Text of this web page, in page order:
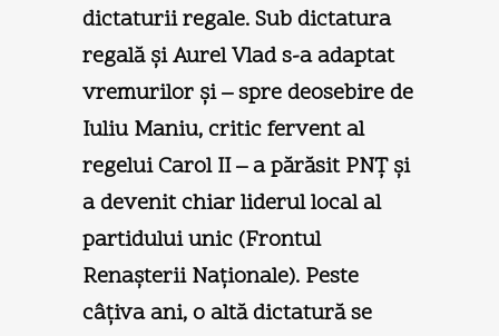
dictaturii regale. Sub dictatura
regală şi Aurel Vlad s-a adaptat
vremurilor şi – spre deosebire de
Iuliu Maniu, critic fervent al
regelui Carol II – a părăsit PNŢ şi
a devenit chiar liderul local al
partidului unic (Frontul
Renaşterii Naţionale). Peste
câţiva ani, o altă dictatură se